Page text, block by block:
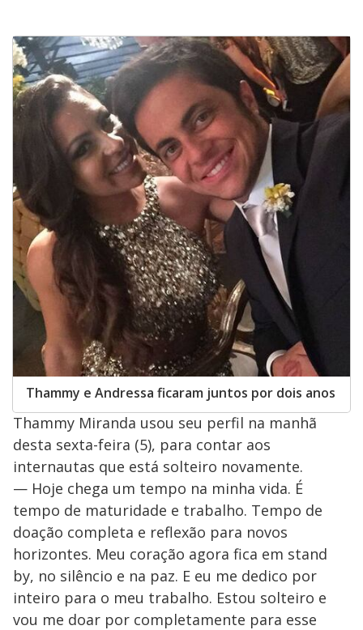
Thammy e Andressa ficaram juntos por dois anos
Thammy Miranda usou seu perfil na manhã
desta sexta-feira (5), para contar aos
internautas que está solteiro novamente.
— Hoje chega um tempo na minha vida. É
tempo de maturidade e trabalho. Tempo de
doação completa e reflexão para novos
horizontes. Meu coração agora fica em stand
by, no silêncio e na paz. E eu me dedico por
inteiro para o meu trabalho. Estou solteiro e
vou me doar por completamente para esse